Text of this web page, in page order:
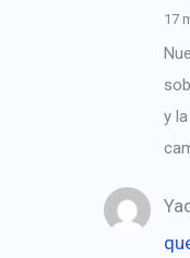
17
y